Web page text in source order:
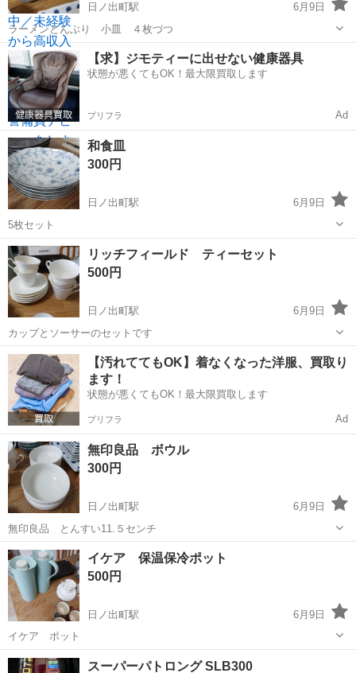
日ノ出町駅
6月9日
ラーメンどんぶり 小皿 ４枚づつ
神奈川 横浜市 日ノ出町駅
【求】ジモティーに出せない健康器具
状態が悪くてもOK！最大限買取します
プリフラ Ad
和食皿
300円
日ノ出町駅
6月9日
5枚セット
神奈川 横浜市 食器
リッチフィールド ティーセット
500円
日ノ出町駅
6月9日
カップとソーサーのセットです
神奈川 横浜市 日ノ出町駅 食器 リッチフィールド
【汚れててもOK】着なくなった洋服、買取り
ます！
状態が悪くてもOK！最大限買取します
プリフラ Ad
無印良品 ボウル
300円
日ノ出町駅
6月9日
無印良品 とんすい11.５センチ
神奈川 横浜市 日ノ出町駅 食器
イケア 保温保冷ポット
500円
日ノ出町駅
6月9日
イケア ポット
神奈川 横浜市 日ノ出町駅 食器
スーパーパトロング SLB300